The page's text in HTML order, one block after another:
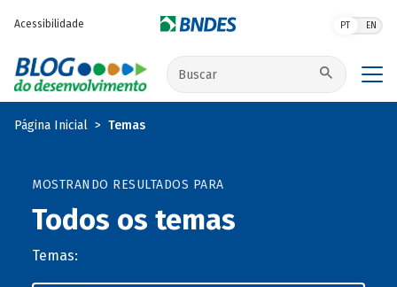
Acessibilidade PT EN
Buscar no site
Página Inicial Temas
MOSTRANDO RESULTADOS PARA
Todos os temas
Temas: